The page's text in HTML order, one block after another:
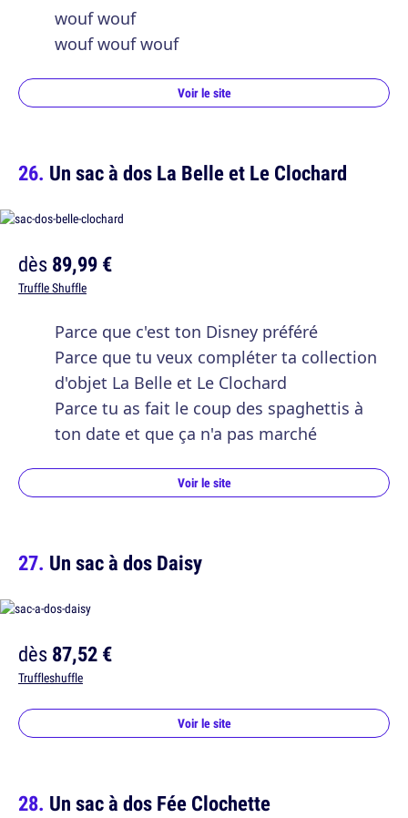
wouf wouf
wouf wouf wouf
Voir le site
Un sac à dos La Belle et Le Clochard
dès89,99 €
Truffle Shuffle
Parce que c'est ton Disney préféré
Parce que tu veux compléter ta collection
d'objet La Belle et Le Clochard
Parce tu as fait le coup des spaghettis à
ton date et que ça n'a pas marché
Voir le site
Un sac à dos Daisy
dès87,52 €
Truffleshuffle
Voir le site
Un sac à dos Fée Clochette